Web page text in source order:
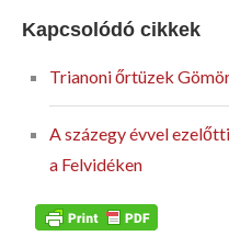
Kapcsolódó cikkek
Trianoni őrtüzek
A százegy évvel
a Felvidéken